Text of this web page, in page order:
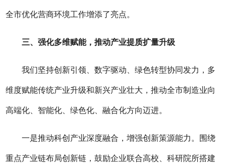
全市优化营商环境工作增添了亮点。
三、强化多维赋能，推动产业提质扩量升级
我们坚持创新引领、数字驱动、绿色转型协同发力，多
维度赋能传统产业升级和新兴产业壮大，推动全市制造业向
高端化、智能化、绿色化、融合化方向迈进。
一是推动科创产业深度融合，增强创新策源能力。 围绕
重点产业链布局创新链，鼓励企业联合高校、科研院所搭建